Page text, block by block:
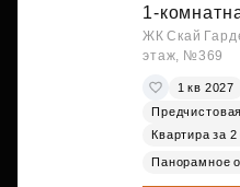
1-
ЖК Скай
этаж, №369
1 кв 2027
Квартира за
Панорамное